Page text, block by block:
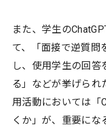
また、学生の
て、「面接で逆質問
し、使用学生の回答
る」などが挙げられ
用活動においては「
くか」が、重要にな